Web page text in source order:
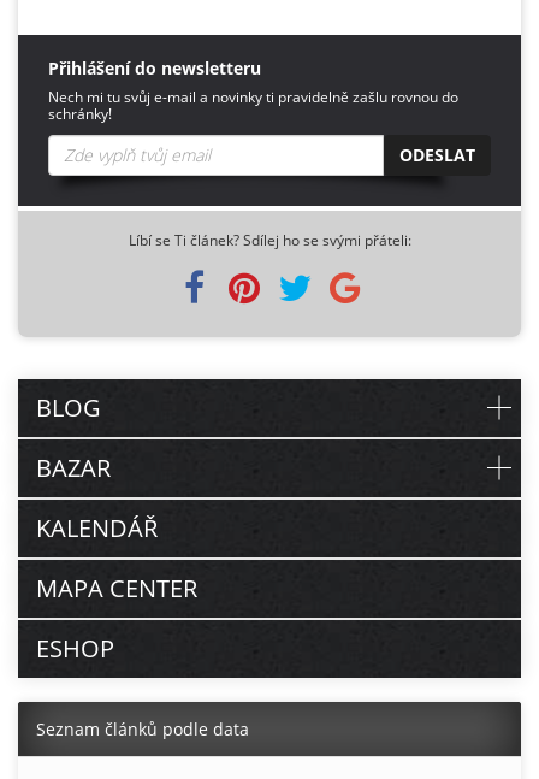
Přihlášení do newsletteru
Nech mi tu svůj e-mail a novinky ti pravidelně zašlu rovnou do
schránky!
ODESLAT
Líbí se Ti článek? Sdílej ho se svými přáteli:
BLOG
BAZAR
KALENDÁŘ
MAPA CENTER
ESHOP
Seznam článků podle data